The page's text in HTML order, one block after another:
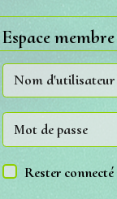
Espace membre
Rester connecté